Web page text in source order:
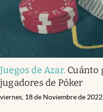
Juegos de Azar. Cuánto
jugadores de Póker
viernes, 18 de Noviembre de 2022